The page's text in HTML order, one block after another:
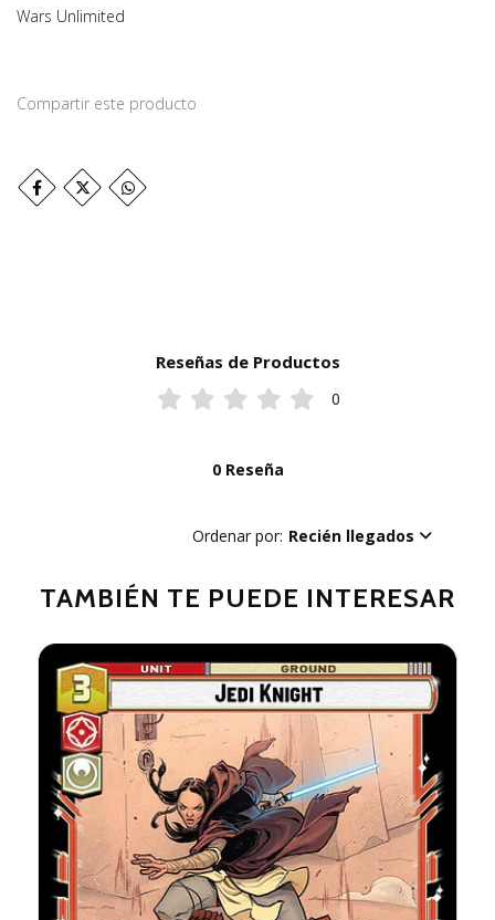
Wars Unlimited
Compartir este producto
Reseñas de Productos
0
0 Reseña
Ordenar por: Recién llegados
TAMBIÉN TE PUEDE INTERESAR